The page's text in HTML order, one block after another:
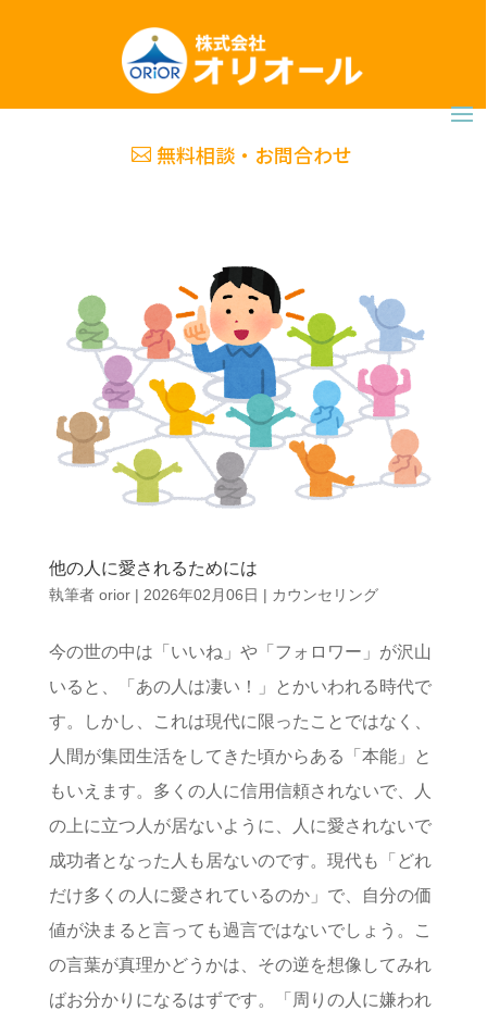
無料相談・お問合わせ
他の人に愛されるためには
執筆者 orior| 2026年02月06日 | カウンセリング
今の世の中は「いいね」や「フォロワー」が沢山
いると、「あの人は凄い！」とかいわれる時代で
す。しかし、これは現代に限ったことではなく、
人間が集団生活をしてきた頃からある「本能」と
もいえます。多くの人に信用信頼されないで、人
の上に立つ人が居ないように、人に愛されないで
成功者となった人も居ないのです。現代も「どれ
だけ多くの人に愛されているのか」で、自分の価
値が決まると言っても過言ではないでしょう。こ
の言葉が真理かどうかは、その逆を想像してみれ
ばお分かりになるはずです。「周りの人に嫌われ